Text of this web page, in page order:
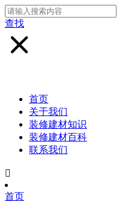
查找
首页
关于我们
装修建材知识
装修建材百科
联系我们

首页